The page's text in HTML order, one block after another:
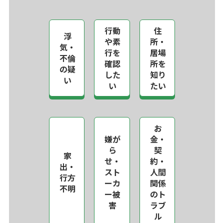
浮
気・
不倫
の疑
い
行動
や素
行を
確認
した
い
住
所・
居場
所を
知り
たい
家
出・
行方
不明
嫌が
ら
せ・
スト
ーカ
ー被
害
お
金・
契
約・
人間
関係
のト
ラブ
ル